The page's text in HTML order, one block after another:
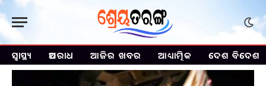
ସ୍ୱାସ୍ଥ୍ୟ ଅପରାଧ ଆଜିର ଖବର ଆଧ୍ୟାତ୍ମିକ ଦେଶ ବିଦେଶ